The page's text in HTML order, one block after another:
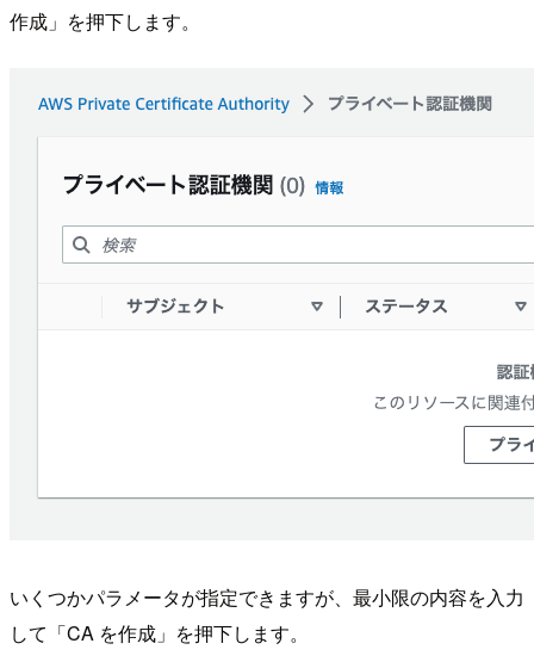
作成」を押下します。
いくつかパラメータが指定できますが、最小限の内容を入力
して「CA を作成」を押下します。